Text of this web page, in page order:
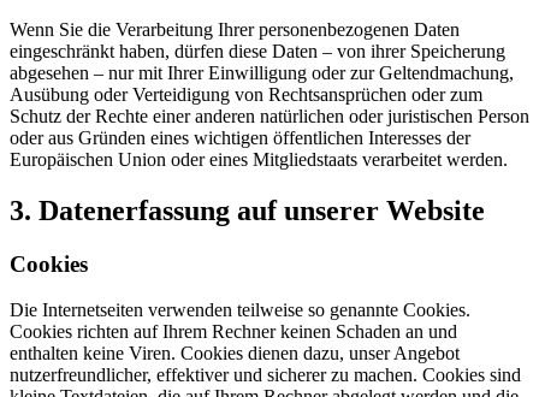
Wenn Sie die Verarbeitung Ihrer personenbezogenen Daten
eingeschränkt haben, dürfen diese Daten – von ihrer Speicherung
abgesehen – nur mit Ihrer Einwilligung oder zur Geltendmachung,
Ausübung oder Verteidigung von Rechtsansprüchen oder zum
Schutz der Rechte einer anderen natürlichen oder juristischen Person
oder aus Gründen eines wichtigen öffentlichen Interesses der
Europäischen Union oder eines Mitgliedstaats verarbeitet werden.
3. Datenerfassung auf unserer Website
Cookies
Die Internetseiten verwenden teilweise so genannte Cookies.
Cookies richten auf Ihrem Rechner keinen Schaden an und
enthalten keine Viren. Cookies dienen dazu, unser Angebot
nutzerfreundlicher, effektiver und sicherer zu machen. Cookies sind